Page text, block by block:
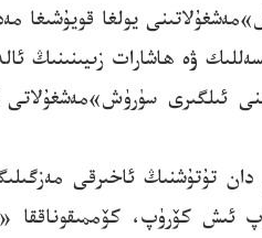
يولغا قويۇشىغا
660 مىڭ مو يەردىكى كۆممىقوناق دان
ئىش كۆرۈپ، كۆممىقوناققا